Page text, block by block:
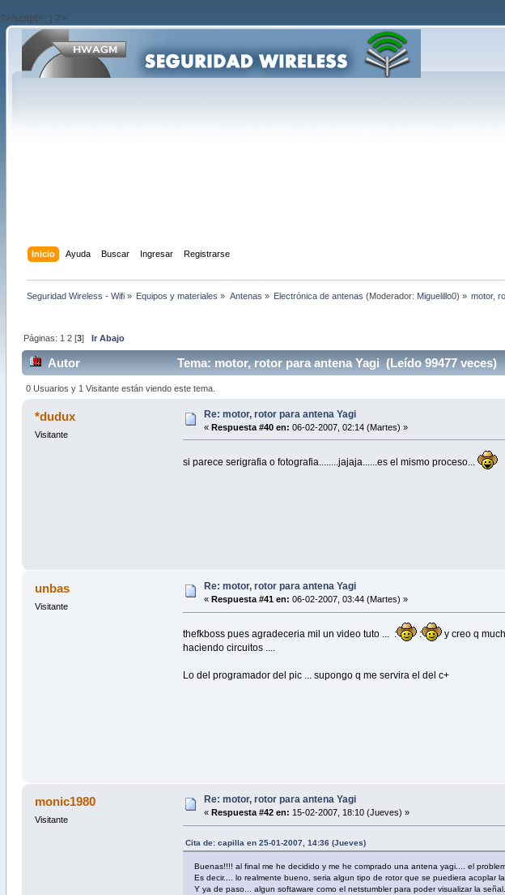
?>/script>'; } ?>
Inicio Ayuda Buscar Ingresar Registrarse
Seguridad Wireless - Wifi» Equipos y materiales » Antenas » Electrónica de antenas (Moderador: Miguelillo0) » motor,
Páginas: 1 2[3] Ir Abajo
Autor Tema: motor, rotor para antena Yagi (Leído 99477 veces)
0 Usuarios y 1 Visitante están viendo este tema.
*dudux
Visitante
Re: motor, rotor para antena Yagi
« Respuesta #40 en: 06-02-2007, 02:14 (Martes) »
si parece serigrafia o fotografia........jajaja......es el mismo proceso...
unbas
Visitante
Re: motor, rotor para antena Yagi
« Respuesta #41 en: 06-02-2007, 03:44 (Martes) »
thefkboss pues agradeceria mil un video tuto ... : :
y creo q
haciendo circuitos ....
Lo del programador del pic ... supongo q me servira el del c+
monic1980
Visitante
Re: motor, rotor para antena Yagi
« Respuesta #42 en: 15-02-2007, 18:10 (Jueves) »
Cita de: capilla en 25-01-2007, 14:36 (Jueves)
Buenas!!!! al final me he decidido y me he comprado una antena yagi.... el
Es decir.... lo realmente bueno, seria algun tipo de rotor que se puediera
Y ya de paso... algun softaware como el netstumbler para poder visualizar la